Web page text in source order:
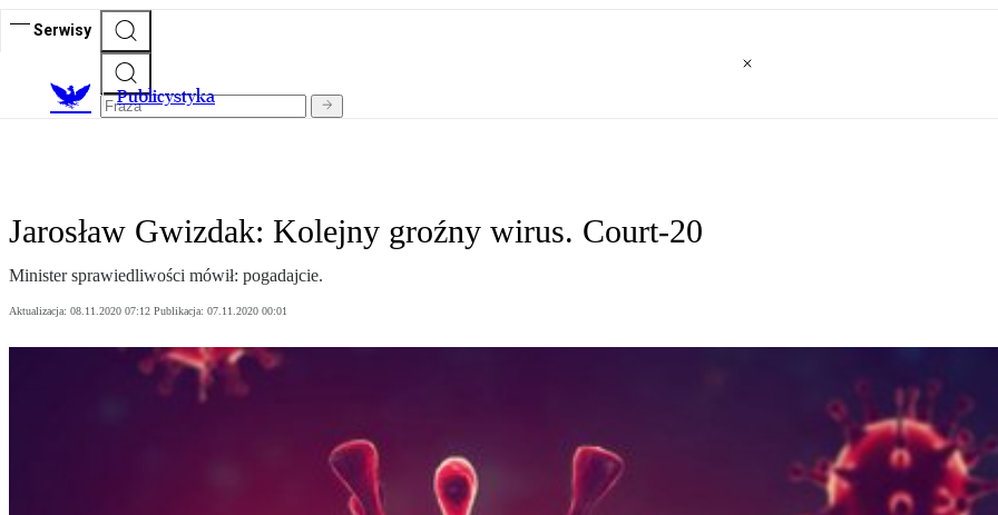
Serwisy
Publicystyka
Jarosław Gwizdak: Kolejny groźny wirus. Court-20
Minister sprawiedliwości mówił: pogadajcie.
Aktualizacja: 08.11.2020 07:12 Publikacja: 07.11.2020 00:01